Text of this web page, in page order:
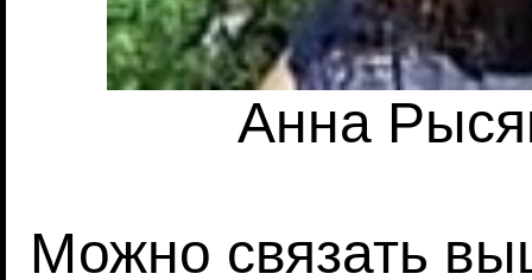
Анна
Можно связать